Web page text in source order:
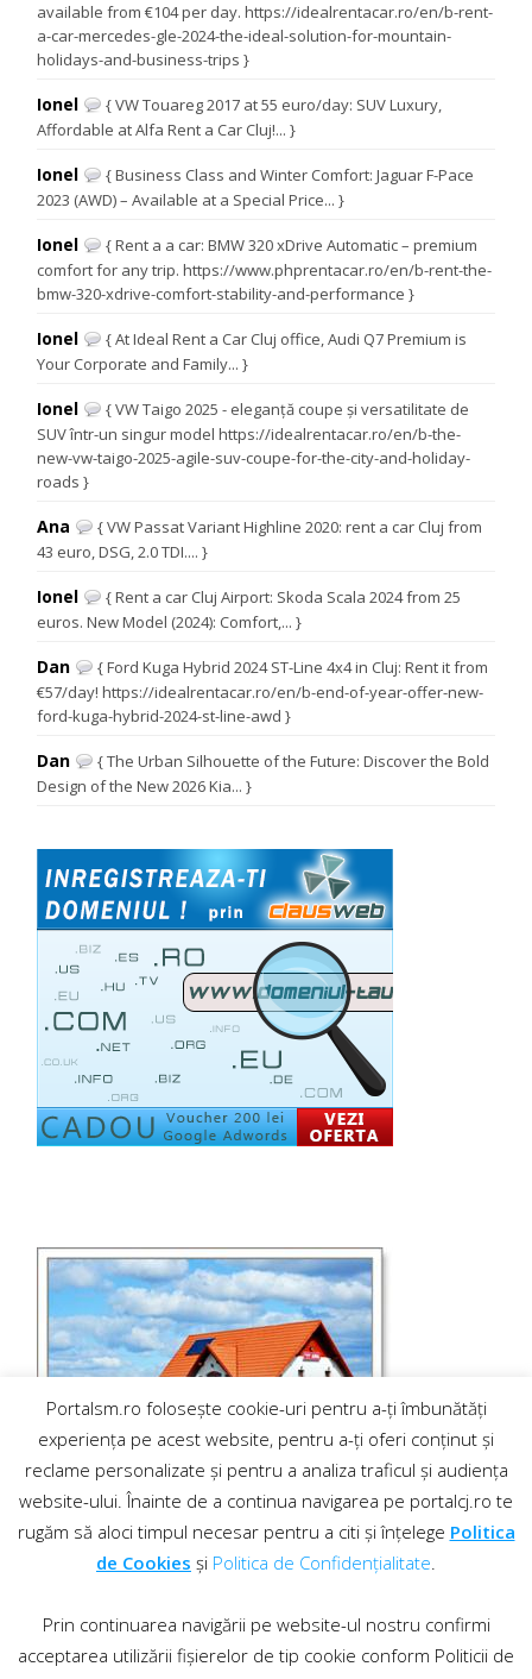
available from €104 per day. https://idealrentacar.ro/en/b-rent-
a-car-mercedes-gle-2024-the-ideal-solution-for-mountain-
holidays-and-business-trips }
Ionel
{ VW Touareg 2017 at 55 euro/day: SUV Luxury,
Affordable at Alfa Rent a Car Cluj!... }
Ionel
{ Business Class and Winter Comfort: Jaguar F-Pace
2023 (AWD) – Available at a Special Price... }
Ionel
{ Rent a a car: BMW 320 xDrive Automatic – premium
comfort for any trip. https://www.phprentacar.ro/en/b-rent-the-
bmw-320-xdrive-comfort-stability-and-performance }
Ionel
{ At Ideal Rent a Car Cluj office, Audi Q7 Premium is
Your Corporate and Family... }
Ionel
{ VW Taigo 2025 - eleganță coupe și versatilitate de
SUV într-un singur model https://idealrentacar.ro/en/b-the-
new-vw-taigo-2025-agile-suv-coupe-for-the-city-and-holiday-
roads }
Ana
{ VW Passat Variant Highline 2020: rent a car Cluj from
43 euro, DSG, 2.0 TDI.... }
Ionel
{ Rent a car Cluj Airport: Skoda Scala 2024 from 25
euros. New Model (2024): Comfort,... }
Dan
{ Ford Kuga Hybrid 2024 ST-Line 4x4 in Cluj: Rent it from
€57/day! https://idealrentacar.ro/en/b-end-of-year-offer-new-
ford-kuga-hybrid-2024-st-line-awd }
Dan
{ The Urban Silhouette of the Future: Discover the Bold
Design of the New 2026 Kia... }
Portalsm.ro folosește cookie-uri pentru a-ți îmbunătăți
experiența pe acest website, pentru a-ți oferi conținut și
reclame personalizate și pentru a analiza traficul și audiența
website-ului. Înainte de a continua navigarea pe portalcj.ro te
rugăm să aloci timpul necesar pentru a citi și înțelege Politica
de Cookies și Politica de Confidențialitate.
Prin continuarea navigării pe website-ul nostru confirmi
acceptarea utilizării fișierelor de tip cookie conform Politicii de